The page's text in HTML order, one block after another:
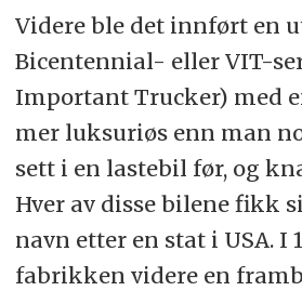
Videre ble det innført en
Bicentennial- eller VIT-
Important Trucker) med
mer luksuriøs enn man
sett i en lastebil før, og
Hver av disse bilene fikk
navn etter en stat i USA. I
fabrikken videre en